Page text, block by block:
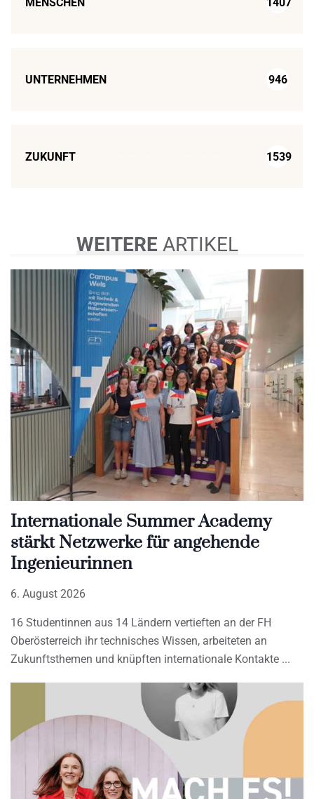
UNTERNEHMEN 946
ZUKUNFT 1539
WEITEREARTIKEL
Internationale Summer Academy
stärkt Netzwerke für angehende
Ingenieurinnen
6. August 2026
16 Studentinnen aus 14 Ländern vertieften an der FH
Oberösterreich ihr technisches Wissen, arbeiteten an
Zukunftsthemen und knüpften internationale Kontakte